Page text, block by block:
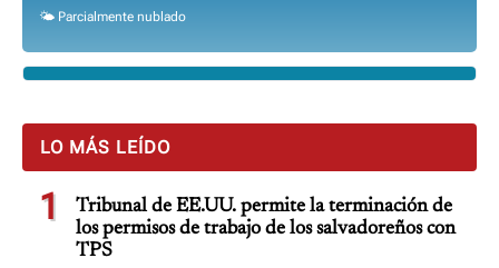
🌤️ Parcialmente nublado
LO MÁS LEÍDO
1
Tribunal de EE.UU. permite la terminación de
los permisos de trabajo de los salvadoreños con
TPS